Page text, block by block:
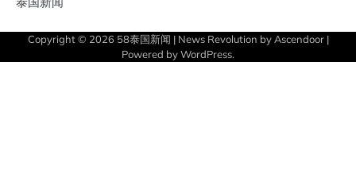
Copyright © 2026 58泰国新闻 | News Revolution by Ascendoor|
Powered byWordPress.